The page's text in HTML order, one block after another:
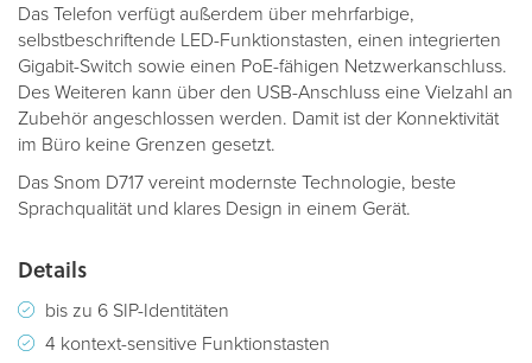
Das Telefon verfügt außerdem über mehrfarbige,
selbstbeschriftende LED-Funktionstasten, einen integrierten
Gigabit-Switch sowie einen PoE-fähigen Netzwerkanschluss.
Des Weiteren kann über den USB-Anschluss eine Vielzahl an
Zubehör angeschlossen werden. Damit ist der Konnektivität
im Büro keine Grenzen gesetzt.
Das Snom D717 vereint modernste Technologie, beste
Sprachqualität und klares Design in einem Gerät.
Details
bis zu 6 SIP-Identitäten
4 kontext-sensitive Funktionstasten